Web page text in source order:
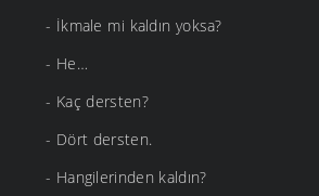
- İkmale mi kaldın yoksa?
- He…
- Kaç dersten?
- Dört dersten.
- Hangilerinden kaldın?